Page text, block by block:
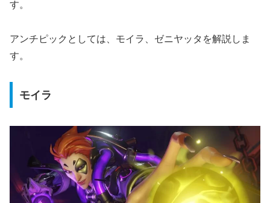
す。
アンチピックとしては、モイラ、ゼニヤッタを解説しま
す。
モイラ